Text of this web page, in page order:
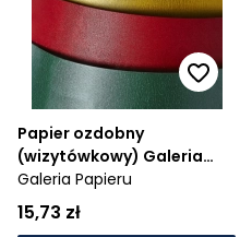
Papier ozdobny
(wizytówkowy) Galeria
Papieru Iceland A4 -
zielony 220 g (200614)
Galeria Papieru
15,73 zł